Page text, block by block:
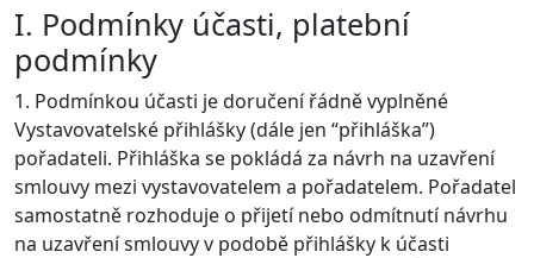
I. Podmínky účasti, platební
podmínky
1. Podmínkou účasti je doručení řádně vyplněné
Vystavovatelské přihlášky (dále jen “přihláška”)
pořadateli. Přihláška se pokládá za návrh na uzavření
smlouvy mezi vystavovatelem a pořadatelem. Pořadatel
samostatně rozhoduje o přijetí nebo odmítnutí návrhu
na uzavření smlouvy v podobě přihlášky k účasti